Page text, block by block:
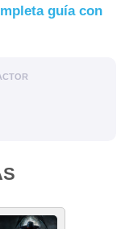
guía con